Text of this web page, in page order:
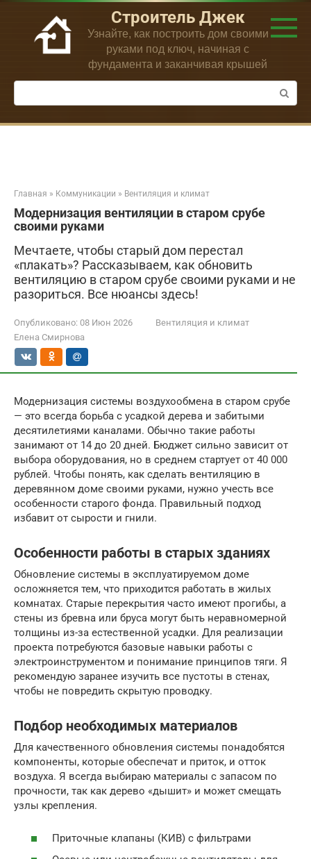
Перейти
контенту
Строитель Джек
Узнайте, как построить дом своими
руками под ключ, начиная с
фундамента и заканчивая крышей
Поиск:
Главная » Коммуникации » Вентиляция и климат
Модернизация вентиляции в старом срубе
своими руками
Мечтаете, чтобы старый дом перестал
«плакать»? Рассказываем, как обновить
вентиляцию в старом срубе своими руками и не
разориться. Все нюансы здесь!
Опубликовано: 08 Июн 2026
Вентиляция и климат
Елена Смирнова
Модернизация системы воздухообмена в старом срубе
— это всегда борьба с усадкой дерева и забитыми
десятилетиями каналами. Обычно такие работы
занимают от 14 до 20 дней. Бюджет сильно зависит от
выбора оборудования, но в среднем стартует от 40 000
рублей. Чтобы понять, как сделать вентиляцию в
деревянном доме своими руками, нужно учесть все
особенности старого фонда. Правильный подход
избавит от сырости и гнили.
Особенности работы в старых зданиях
Обновление системы в эксплуатируемом доме
осложняется тем, что приходится работать в жилых
комнатах. Старые перекрытия часто имеют прогибы, а
стены из бревна или бруса могут быть неравномерной
толщины из-за естественной усадки. Для реализации
проекта потребуются базовые навыки работы с
электроинструментом и понимание принципов тяги. Я
рекомендую заранее изучить все пустоты в стенах,
чтобы не повредить скрытую проводку.
Подбор необходимых материалов
Для качественного обновления системы понадобятся
компоненты, которые обеспечат и приток, и отток
воздуха. Я всегда выбираю материалы с запасом по
прочности, так как дерево «дышит» и может смещать
узлы крепления.
Приточные клапаны (КИВ) с фильтрами